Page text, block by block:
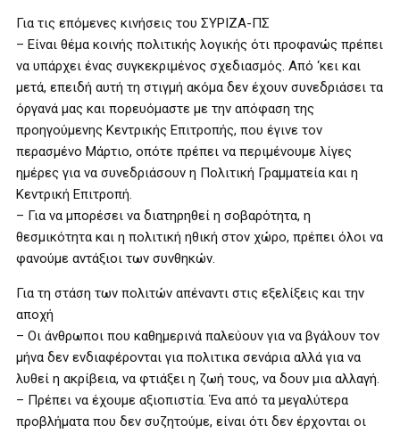
Για τις επόμενες κινήσεις του ΣΥΡΙΖΑ-ΠΣ
– Είναι θέμα κοινής πολιτικής λογικής ότι προφανώς πρέπει
να υπάρχει ένας συγκεκριμένος σχεδιασμός. Από ‘κει και
μετά, επειδή αυτή τη στιγμή ακόμα δεν έχουν συνεδριάσει τα
όργανά μας και πορευόμαστε με την απόφαση της
προηγούμενης Κεντρικής Επιτροπής, που έγινε τον
περασμένο Μάρτιο, οπότε πρέπει να περιμένουμε λίγες
ημέρες για να συνεδριάσουν η Πολιτική Γραμματεία και η
Κεντρική Επιτροπή.
– Για να μπορέσει να διατηρηθεί η σοβαρότητα, η
θεσμικότητα και η πολιτική ηθική στον χώρο, πρέπει όλοι να
φανούμε αντάξιοι των συνθηκών.
Για τη στάση των πολιτών απέναντι στις εξελίξεις και την
αποχή
– Οι άνθρωποι που καθημερινά παλεύουν για να βγάλουν τον
μήνα δεν ενδιαφέρονται για πολιτικα σενάρια αλλά για να
λυθεί η ακρίβεια, να φτιάξει η ζωή τους, να δουν μια αλλαγή.
– Πρέπει να έχουμε αξιοπιστία. Ένα από τα μεγαλύτερα
προβλήματα που δεν συζητούμε, είναι ότι δεν έρχονται οι